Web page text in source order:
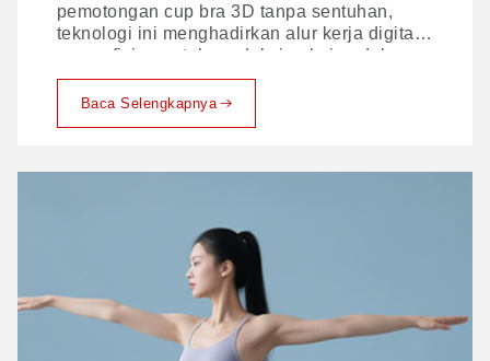
pemotongan cup bra 3D tanpa sentuhan,
teknologi ini menghadirkan alur kerja digital
yang efisien untuk produksi pakaian dalam
— sehingga memaksimalkan hasil bahan dan
ROI.Baca Selengkapnya
menghasilkan hasil potongan yang
sempurna, mulai dari kain satu lapis hingga
berlapis-lapis.
Baca Selengkapnya